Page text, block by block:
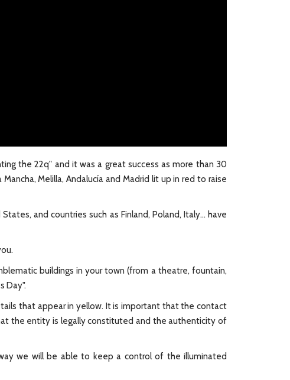
the 22q" and it was a great success as more than 30
Melilla, Andalucía and Madrid lit up in red to raise
and countries such as Finland, Poland, Italy... have
buildings in your town (from a theatre, fountain,
Day".
that appear in yellow. It is important that the contact
the entity is legally constituted and the authenticity of
we will be able to keep a control of the illuminated